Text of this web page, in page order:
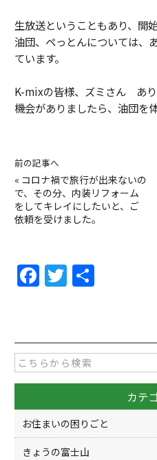
生放送ということもあり、開
油団、ペっとんについては、
ています。
K-mixの皆様、ズミさん あり
機会がありましたら、油団を
前の記事へ
« コロナ禍で旅行が出来ないの
で、その分、内装リフォーム
をしてキレイにしたいと、ご
依頼を受けました。
F
a
e
b
o
o
k
T
w
er
カテ
お住まいの困りごと
きょうの富士山